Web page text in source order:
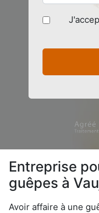
Entreprise
guêpes à
Avoir affaire à une